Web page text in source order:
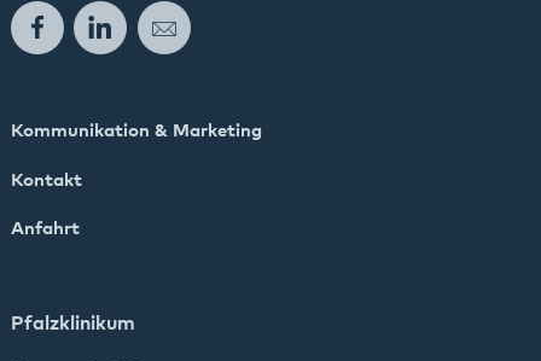
FacebookLinkedInE-Mail
Kommunikation & Marketing
Kontakt
Anfahrt
Pfalzklinikum